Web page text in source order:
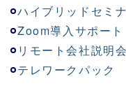
ハイブリッドセミ
Zoom導入サポート
リモート会社説明会
テレワークパック